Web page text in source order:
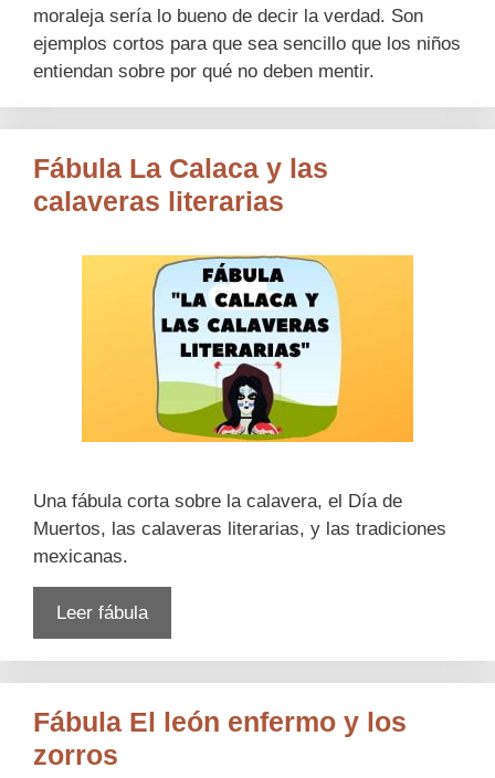
moraleja sería lo bueno de decir la verdad. Son
ejemplos cortos para que sea sencillo que los niños
entiendan sobre por qué no deben mentir.
Fábula La Calaca y las
calaveras literarias
Una fábula corta sobre la calavera, el Día de
Muertos, las calaveras literarias, y las tradiciones
mexicanas.
Leer fábula
Fábula El león enfermo y los
zorros